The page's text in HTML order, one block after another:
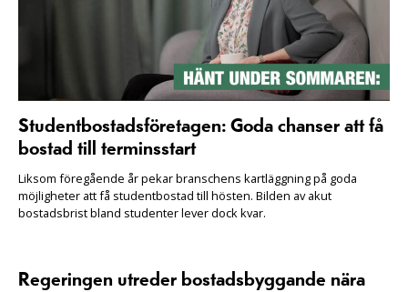
Studentbostadsföretagen: Goda chanser att få
bostad till terminsstart
Liksom föregående år pekar branschens kartläggning på goda
möjligheter att få studentbostad till hösten. Bilden av akut
bostadsbrist bland studenter lever dock kvar.
Regeringen utreder bostadsbyggande nära